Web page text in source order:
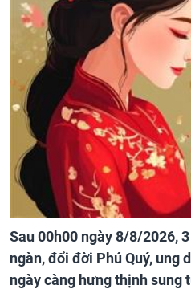
Sau 00h00 ngày 8/8/2026,
ngàn, đổi đời Phú Quý, ung
ngày càng hưng thịnh sung